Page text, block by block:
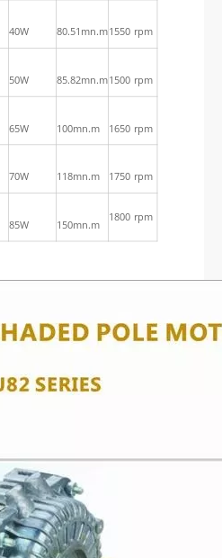
40W 80.51mn.m1550 rpm
50W 85.82mn.m1500 rpm
65W 100mn.m 1650 rpm
70W 118mn.m 1750 rpm
85W 150mn.m
1800 rpm